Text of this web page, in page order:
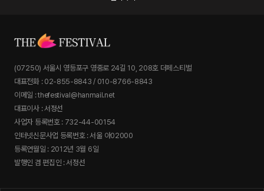
(07250) 서울시 영등포구 영중로 24길 10, 208호 더페스티벌
대표전화 : 02-855-8843 / 010-8766-8843
이메일 : thefestival@hanmail.net
대표이사 : 서정선
사업자 등록번호 : 732-44-00154
인터넷신문사업 등록번호 : 서울 아02000
등록연월일 : 2012년 3월 6일
발행인 겸 편집인 : 서정선